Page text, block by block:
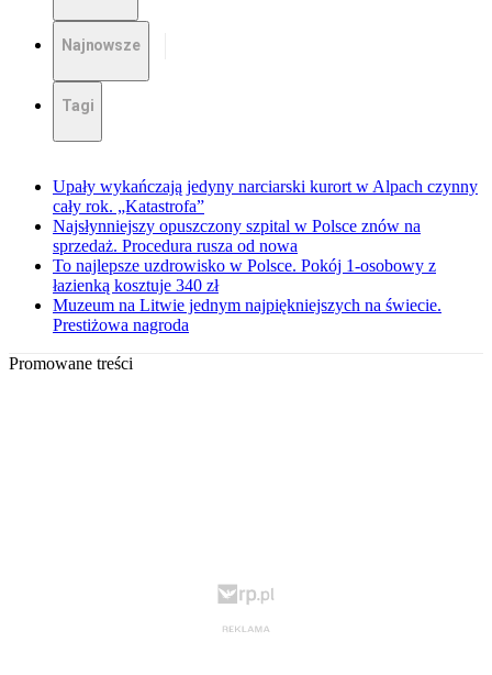
Najnowsze
Tagi
Upały wykańczają jedyny narciarski kurort w Alpach czynny
cały rok. „Katastrofa”
Najsłynniejszy opuszczony szpital w Polsce znów na
sprzedaż. Procedura rusza od nowa
To najlepsze uzdrowisko w Polsce. Pokój 1-osobowy z
łazienką kosztuje 340 zł
Muzeum na Litwie jednym najpiękniejszych na świecie.
Prestiżowa nagroda
Promowane treści